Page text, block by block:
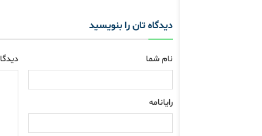
دیدگاه تان را بنویسید
نام شما
رایانامه